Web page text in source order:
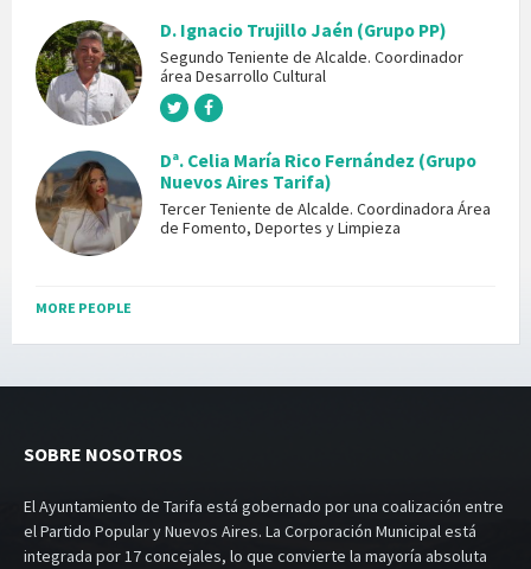
D. Ignacio Trujillo Jaén (Grupo PP)
Segundo Teniente de Alcalde. Coordinador
área Desarrollo Cultural
Dª. Celia María Rico Fernández (Grupo
Nuevos Aires Tarifa)
Tercer Teniente de Alcalde. Coordinadora Área
de Fomento, Deportes y Limpieza
MORE PEOPLE
SOBRE NOSOTROS
El Ayuntamiento de Tarifa está gobernado por una coalización entre
el Partido Popular y Nuevos Aires. La Corporación Municipal está
integrada por 17 concejales, lo que convierte la mayoría absoluta